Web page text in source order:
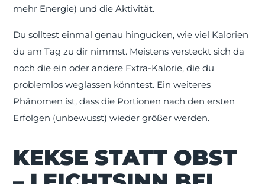
mehr Energie) und die Aktivität.
Du solltest einmal genau hingucken, wie viel Kalorien
du am Tag zu dir nimmst. Meistens versteckt sich da
noch die ein oder andere Extra-Kalorie, die du
problemlos weglassen könntest. Ein weiteres
Phänomen ist, dass die Portionen nach den ersten
Erfolgen (unbewusst) wieder größer werden.
KEKSE STATT OBST